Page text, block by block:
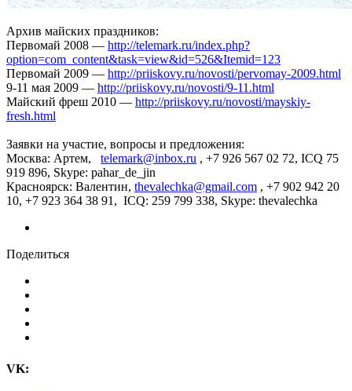
Архив майских праздников:
Первомай 2008 — http://telemark.ru/index.php?
option=com_content&task=view&id=526&Itemid=123
Первомай 2009 — http://priiskovy.ru/novosti/pervomay-2009.html
9-11 мая 2009 — http://priiskovy.ru/novosti/9-11.html
Майский фреш 2010 — http://priiskovy.ru/novosti/mayskiy-
fresh.html
Заявки на участие, вопросы и предложения:
Москва: Артем, telemark@inbox.ru , +7 926 567 02 72, ICQ 75
919 896, Skype: pahar_de_jin
Красноярск: Валентин, thevalechka@gmail.com , +7 902 942 20
10, +7 923 364 38 91, ICQ: 259 799 338, Skype: thevalechka
Поделиться
VK: